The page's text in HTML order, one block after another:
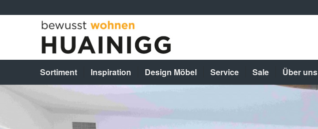
Sortiment Inspiration Design Möbel Service Sale Über uns